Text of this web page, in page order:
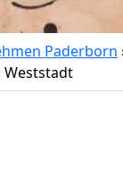
Paderborn
Weststadt